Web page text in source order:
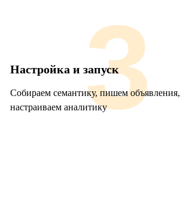
Настройка и запуск
Собираем семантику, пишем объявления,
настраиваем аналитику3